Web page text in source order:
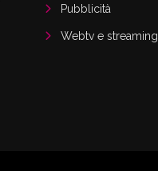
Pubblicità
Webtv e streaming